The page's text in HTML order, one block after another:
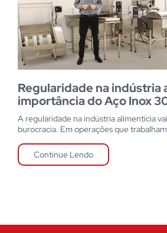
Regularidade na indústria
importância do Aço Inox
A regularidade na indústria alimentícia
burocracia. Em operações que
Continue Lendo